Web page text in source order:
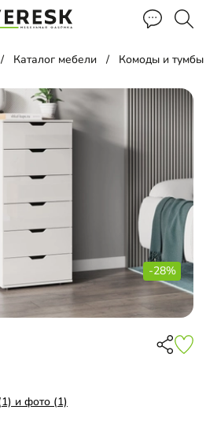
Каталог мебели Комоды и тумбы
-28%
и фото (1)